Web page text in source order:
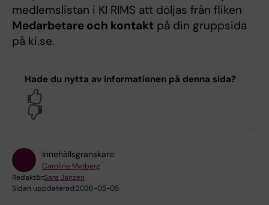
medlemslistan i KI RIMS att döljas från fliken
Medarbetare och kontakt på din gruppsida
på ki.se.
Hade du nytta av informationen på denna sida?
Innehållsgranskare:
Caroline Myrberg
Redaktör:Sara Janzen
Sidan uppdaterad:2026-05-05